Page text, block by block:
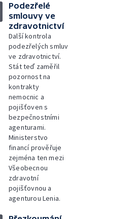
Podezřelé
smlouvy ve
zdravotnictví
Další kontrola
podezřelých smluv
ve zdravotnictví.
Stát teď zaměřil
pozornost na
kontrakty
nemocnic a
pojišťoven s
bezpečnostními
agenturami.
Ministerstvo
financí prověřuje
zejména ten mezi
Všeobecnou
zdravotní
pojišťovnou a
agenturou Lenia.